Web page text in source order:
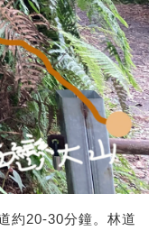
約20-30分鐘。林道